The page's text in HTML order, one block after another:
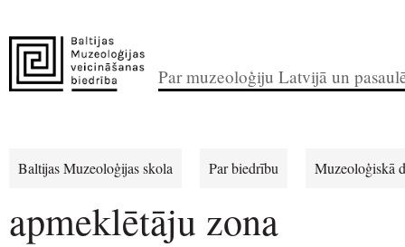
Par muzeoloģiju Latvijā un
Baltijas Muzeoloģijas skola Par biedrību Muzeoloģiskā
apmeklētāju zona